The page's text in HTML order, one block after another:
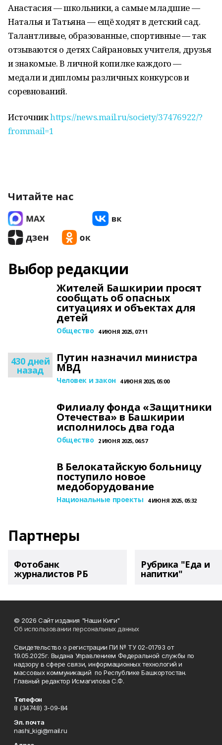
Анастасия — школьники, а самые младшие —
Наталья и Татьяна — ещё ходят в детский сад.
Талантливые, образованные, спортивные — так
отзываются о детях Сайрановых учителя, друзья
и знакомые. В личной копилке каждого —
медали и дипломы различных конкурсов и
соревнований.
Источникhttps://news.mail.ru/society/37476922/?
frommail=1
Читайте нас
Выбор редакции
Жителей Башкирии просят
сообщать об опасных
ситуациях и объектах для
детей
Общество 4 ИЮНЯ 2025, 07:11
430 дней
назад
Путин назначил министра
МВД
Человек и закон 4 ИЮНЯ 2025, 05:00
Филиалу фонда «Защитники
Отечества» в Башкирии
исполнилось два года
Общество 2 ИЮНЯ 2025, 06:57
В Белокатайскую больницу
поступило новое
медоборудование
Национальные проекты 4 ИЮНЯ 2025, 05:32
Партнеры
Фотобанк
журналистов РБ
Рубрика "Еда и
напитки"
© 2026 Сайт издания "Наши Киги"
Об использовании персональных данных
Свидетельство о регистрации ПИ № ТУ 02-01793 от
19.05.2025г. Выдана Управлением Федеральной службы по
надзору в сфере связи, информационных технологий и
массовых коммуникаций по Республике Башкортостан.
Главный редактор Исмагилова С.Ф.
Телефон
8 (34748) 3-09-84
Эл. почта
nashi_kigi@mail.ru